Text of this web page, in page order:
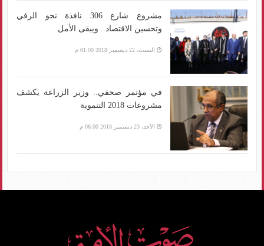
مشروع شارع 306 نافذة نحو الرقي
وتحسين الاقتصاد.. ويبقى الأمل
السبت، 22 ديسمبر 2018 01:00 م
في مؤتمر صحفي.. وزير الزراعة يكشف
مشروعات 2018 التنموية
الأحد، 23 ديسمبر 2018 06:00 م